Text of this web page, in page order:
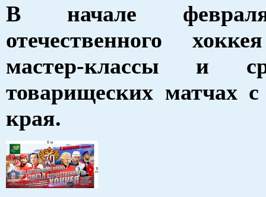
В начале
отечественного
мастер-классы и
товарищеских матчах
края.